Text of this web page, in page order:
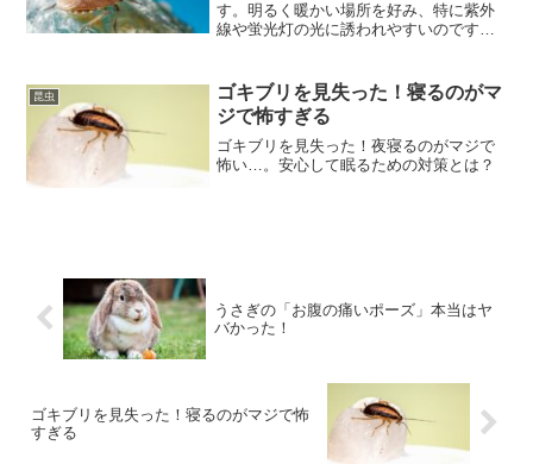
す。明るく暖かい場所を好み、特に紫外
線や蛍光灯の光に誘われやすいのです。
防除対策を行うことで被害を最小限に抑
えられます。
昆虫
ゴキブリを見失った！寝るのがマ
ジで怖すぎる
ゴキブリを見失った！夜寝るのがマジで
怖い…。安心して眠るための対策とは？
うさぎの「お腹の痛いポーズ」本当はヤ
バかった！
ゴキブリを見失った！寝るのがマジで怖
すぎる